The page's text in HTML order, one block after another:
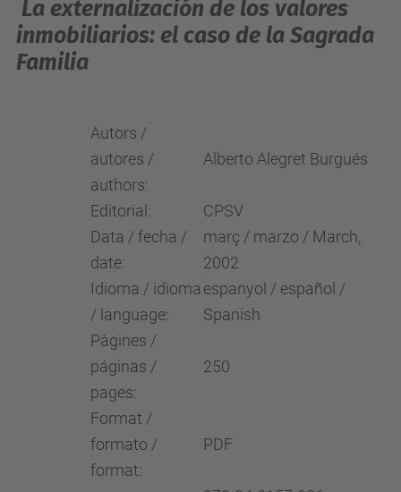
La externalización de los valores
inmobiliarios: el caso de la Sagrada
Familia
Autors /
autores /
authors:
Alberto Alegret Burgués
Editorial:
CPSV
Data / fecha /
date:
març / marzo / March,
2002
Idioma / idioma
/ language:
espanyol / español /
Spanish
Pàgines /
páginas /
pages:
250
Format /
formato /
format:
PDF